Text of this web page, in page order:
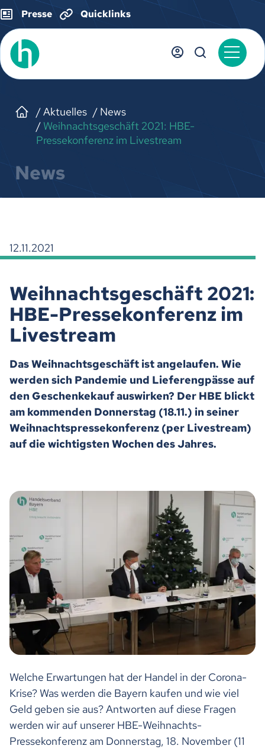
Presse Quicklinks
Aktuelles
News
Weihnachtsgeschäft 2021: HBE-
Pressekonferenz im Livestream
News
12.11.2021
Weihnachtsgeschäft 2021:
HBE-Pressekonferenz im
Livestream
Das Weihnachtsgeschäft ist angelaufen. Wie
werden sich Pandemie und Lieferengpässe auf
den Geschenkekauf auswirken? Der HBE blickt
am kommenden Donnerstag (18.11.) in seiner
Weihnachtspressekonferenz (per Livestream)
auf die wichtigsten Wochen des Jahres.
Welche Erwartungen hat der Handel in der Corona-
Krise? Was werden die Bayern kaufen und wie viel
Geld geben sie aus? Antworten auf diese Fragen
werden wir auf unserer HBE-Weihnachts-
Pressekonferenz am Donnerstag, 18. November (11